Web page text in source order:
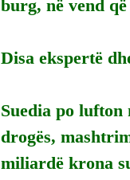
burg, në vend
Disa ekspertë
Suedia po
drogës,
miliardë krona